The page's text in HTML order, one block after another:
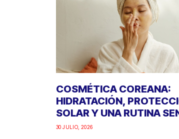
COSMÉTICA COREANA:
HIDRATACIÓN,
SOLAR Y UNA RUTINA
30 JULIO, 2026